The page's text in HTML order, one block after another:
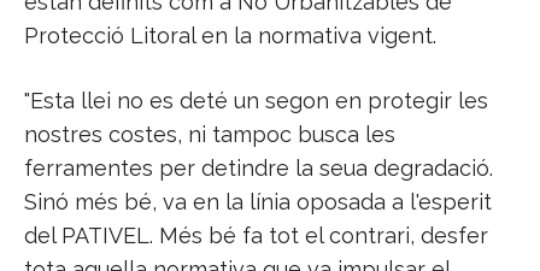
Protecció Litoral en la normativa vigent.
"Esta llei no es deté un segon en protegir les
nostres costes, ni tampoc busca les
ferramentes per detindre la seua degradació.
Sinó més bé, va en la línia oposada a l'esperit
del PATIVEL. Més bé fa tot el contrari, desfer